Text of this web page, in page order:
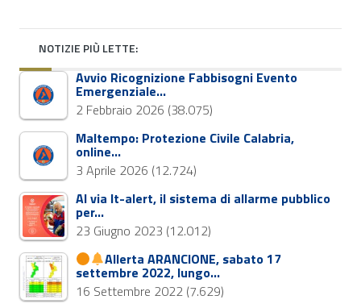
NOTIZIE PIÙ LETTE:
Avvio Ricognizione Fabbisogni Evento
Emergenziale…
2 Febbraio 2026 (38.075)
Maltempo: Protezione Civile Calabria,
online…
3 Aprile 2026 (12.724)
Al via It-alert, il sistema di allarme pubblico
per…
23 Giugno 2023 (12.012)
Allerta ARANCIONE, sabato 17
settembre 2022, lungo…
16 Settembre 2022 (7.629)